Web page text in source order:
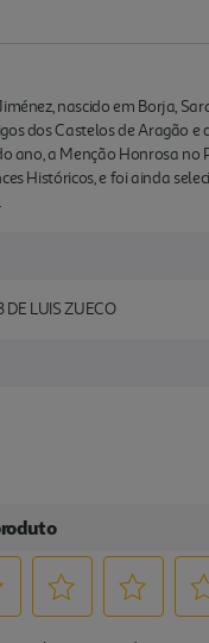
nascido em Borja,
dos Castelos de Aragão
ano, a Menção Honrosa no
Históricos, e foi ainda
DE LUIS ZUECO